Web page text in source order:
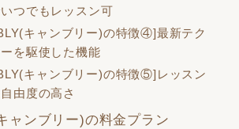
つでもレッスン可
キャンブリー)の特徴④]最新テク
ーを駆使した機能
キャンブリー)の特徴⑤]レッスン
由度の高さ
ャンブリー)の料金プラン